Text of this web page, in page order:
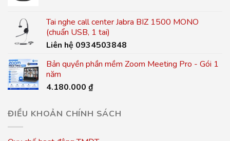
Tai nghe call center Jabra BIZ 1500 MONO
(chuẩn USB, 1 tai)
Liên hệ 0934503848
Bản quyền phần mềm Zoom Meeting Pro - Gói 1
năm
4.180.000 ₫
ĐIỀU KHOẢN CHÍNH SÁCH